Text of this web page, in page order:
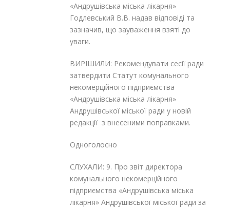
«Андрушівська міська лікарня»
Годлевський В.В. надав відповіді та
зазначив, що зауваження взяті до
уваги.
ВИРІШИЛИ: Рекомендувати сесії ради
затвердити Статут комунального
некомерційного підприємства
«Андрушівська міська лікарня»
Андрушівської міської ради у новій
редакції з внесеними поправками.
Одноголосно
СЛУХАЛИ: 9. Про звіт директора
комунального некомерційного
підприємства «Андрушівська міська
лікарня» Андрушівської міської ради за